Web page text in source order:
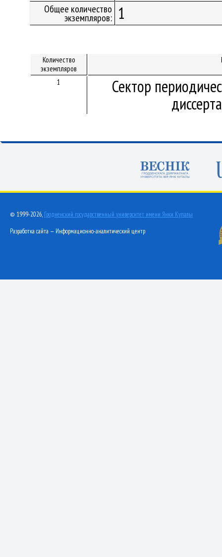
Общее количество
экземпляров: 1
Количество
экземпляров
1
Сектор
© 1999-2026, Гродненский государственный университет имени Янки Купалы
Разработка сайта — Информационно-аналитический центр